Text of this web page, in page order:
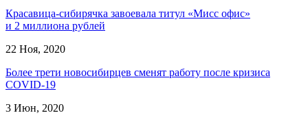
Красавица-сибирячка завоевала титул «Мисс офис»
и 2 миллиона рублей
22 Ноя, 2020
Более трети новосибирцев сменят работу после кризиса
COVID-19
3 Июн, 2020